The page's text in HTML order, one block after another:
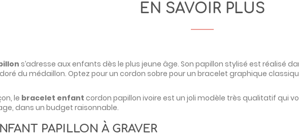
EN SAVOIR PLUS
s’adresse aux enfants dès le plus jeune âge. Son papillon stylisé est réalisé
du médaillon. Optez pour un cordon sobre pour un bracelet graphique
le bracelet enfant cordon papillon ivoire est un joli modèle très qualitatif qui
dans un budget raisonnable.
PAPILLON À GRAVER